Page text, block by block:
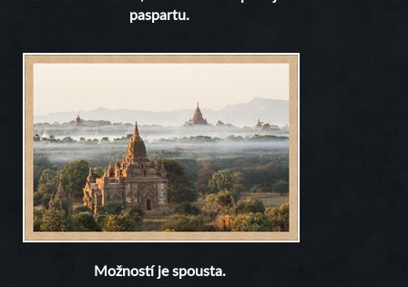
paspartu.
Možností je spousta.